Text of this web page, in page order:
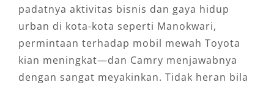
padatnya aktivitas bisnis dan gaya hidup
urban di kota-kota seperti Manokwari,
permintaan terhadap mobil mewah Toyota
kian meningkat—dan Camry menjawabnya
dengan sangat meyakinkan. Tidak heran bila